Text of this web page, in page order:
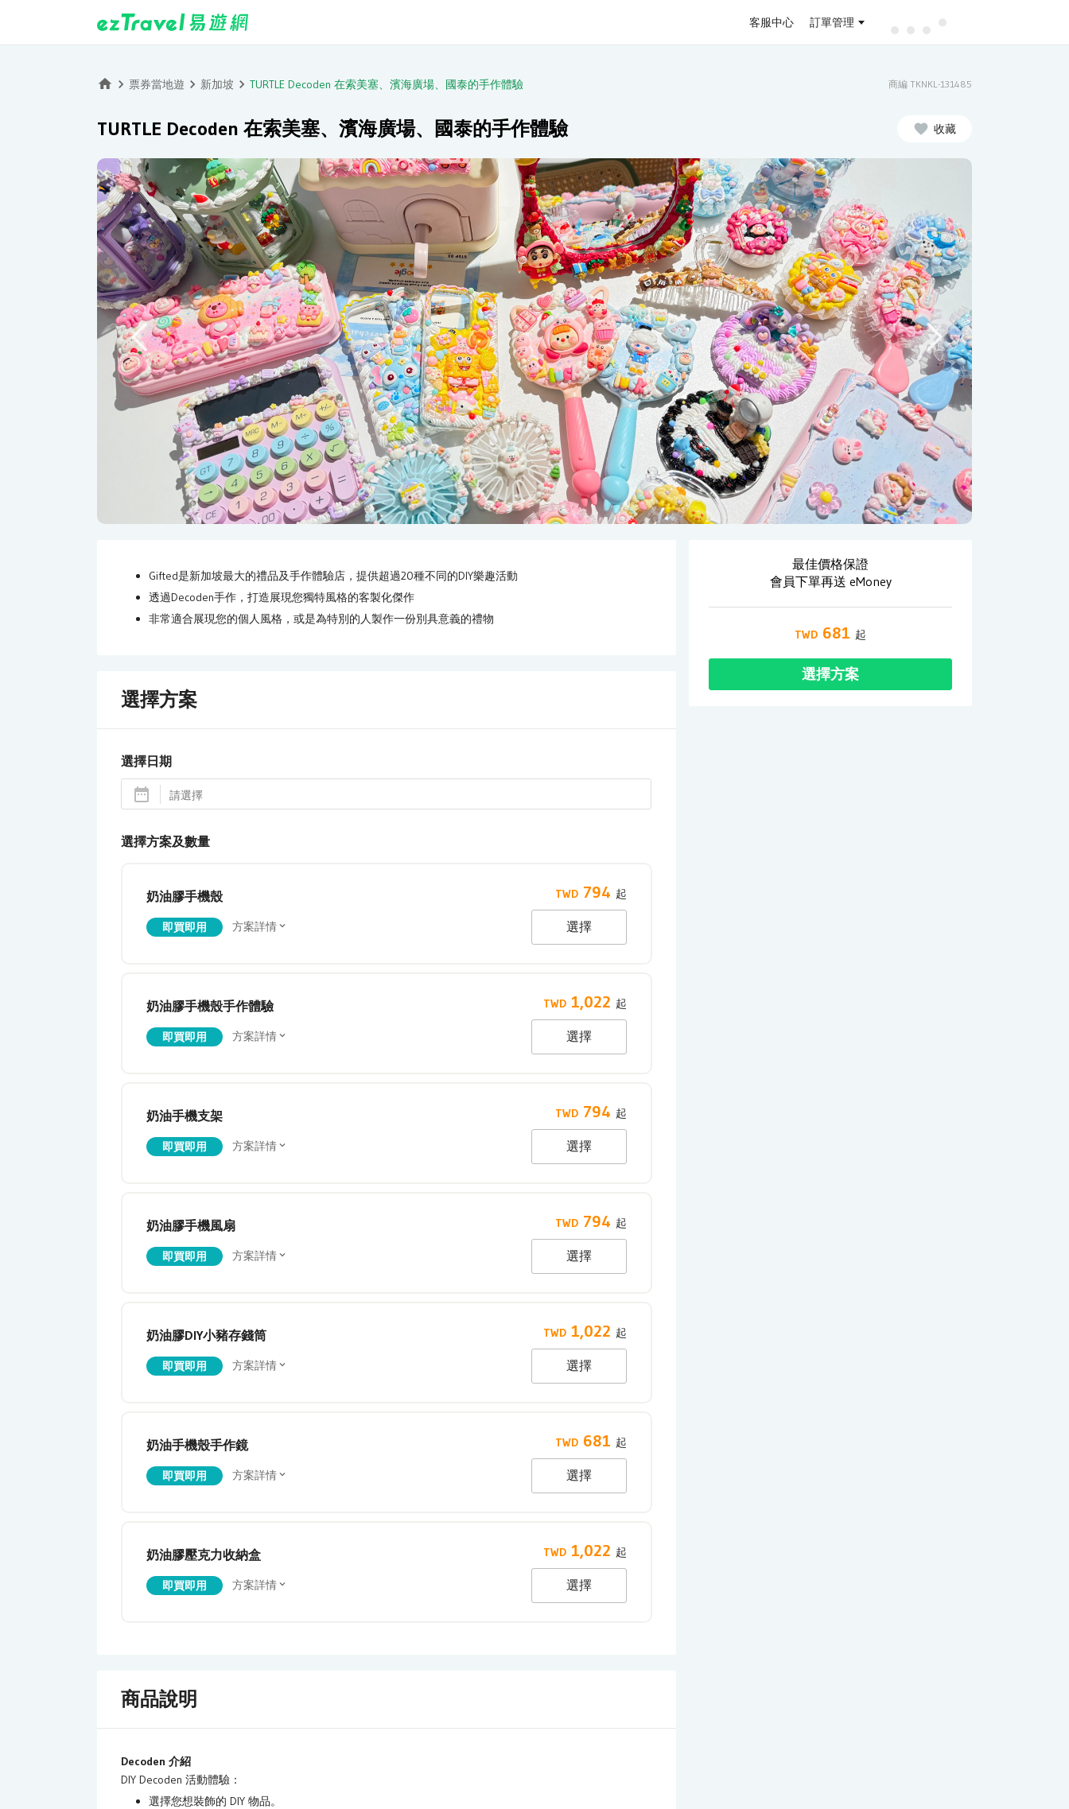
客服中心 訂單管理
票券當地遊 新加坡 TURTLE Decoden 在索美塞、濱海廣場、國泰的手作體驗 商編 TKNKL-131485
TURTLE Decoden 在索美塞、濱海廣場、國泰的手作體驗 收藏
Gifted是新加坡最大的禮品及手作體驗店，提供超過20種不同的DIY樂趣活動
透過Decoden手作，打造展現您獨特風格的客製化傑作
非常適合展現您的個人風格，或是為特別的人製作一份別具意義的禮物
選擇方案
選擇日期
選擇方案及數量
奶油膠手機殼
即買即用 方案詳情
794
選擇
奶油膠手機殼手作體驗
即買即用 方案詳情
1,022
選擇
奶油手機支架
即買即用 方案詳情
794
選擇
奶油膠手機風扇
即買即用 方案詳情
794
選擇
奶油膠DIY小豬存錢筒
即買即用 方案詳情
1,022
選擇
奶油手機殼手作鏡
即買即用 方案詳情
681
選擇
奶油膠壓克力收納盒
即買即用 方案詳情
1,022
選擇
商品說明
Decoden 介紹
DIY Decoden 活動體驗：
選擇您想裝飾的 DIY 物品。
最佳價格保證
會員下單再送 eMoney
681
選擇方案